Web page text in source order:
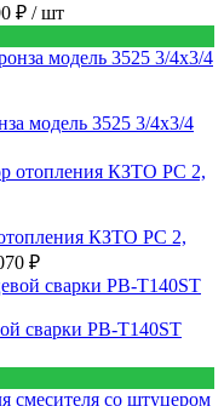
₽ / шт
модель 3525 3/4x3/4
КЗТО РС 2,
₽
сварки PB-T140ST